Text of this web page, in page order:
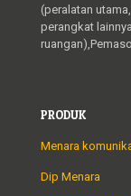
(peralatan
perangkat
PRODUK
Menara
Dip Menara